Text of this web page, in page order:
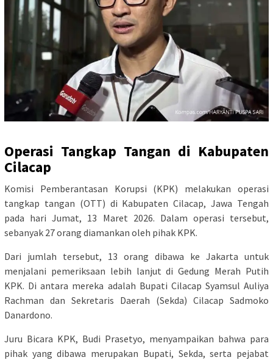
Operasi Tangkap Tangan di Kabupaten
Cilacap
Komisi Pemberantasan Korupsi (KPK) melakukan operasi
tangkap tangan (OTT) di Kabupaten Cilacap, Jawa Tengah
pada hari Jumat, 13 Maret 2026. Dalam operasi tersebut,
sebanyak 27 orang diamankan oleh pihak KPK.
Dari jumlah tersebut, 13 orang dibawa ke Jakarta untuk
menjalani pemeriksaan lebih lanjut di Gedung Merah Putih
KPK. Di antara mereka adalah Bupati Cilacap Syamsul Auliya
Rachman dan Sekretaris Daerah (Sekda) Cilacap Sadmoko
Danardono.
Juru Bicara KPK, Budi Prasetyo, menyampaikan bahwa para
pihak yang dibawa merupakan Bupati, Sekda, serta pejabat